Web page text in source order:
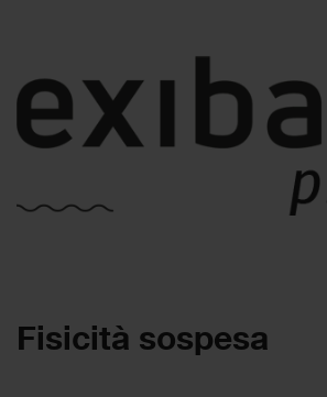
Fisicità sospesa